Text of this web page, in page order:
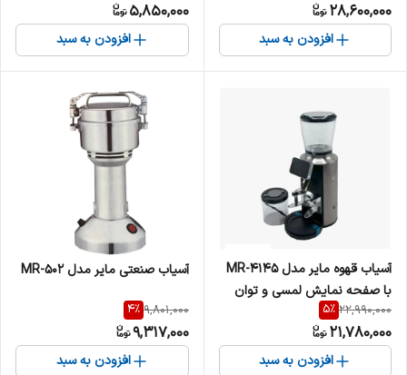
28,600,000
افزودن به سبد
5,850,000
افزودن به سبد
آسیاب قهوه مایر مدل MR-4145
با صفحه نمایش لمسی و توان
۳۰۰ وات
22,990,000
5%
21,780,000
افزودن به سبد
آسیاب صنعتی مایر مدل MR-502
9,801,000
4%
9,317,000
افزودن به سبد